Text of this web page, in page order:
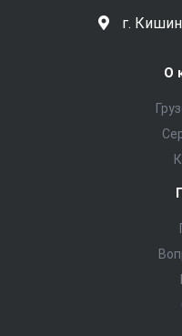
г.
О